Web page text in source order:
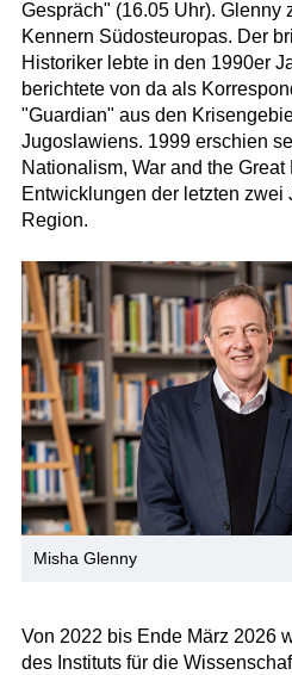
Gespräch" (16.05 Uhr). Glenny
Kennern Südosteuropas. Der
Historiker lebte in den 1990er
berichtete von da als
"Guardian" aus den
Jugoslawiens. 1999 erschien
Nationalism, War and the
Entwicklungen der letzten zwei
Region.
Misha Glenny
Von 2022 bis Ende März 2026
des Instituts für die